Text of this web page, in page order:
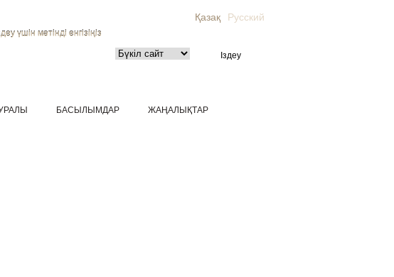
Қазақ Русский
үшін мәтінді енгізіңіз
БАСЫЛЫМДАР ЖАҢАЛЫҚТАР